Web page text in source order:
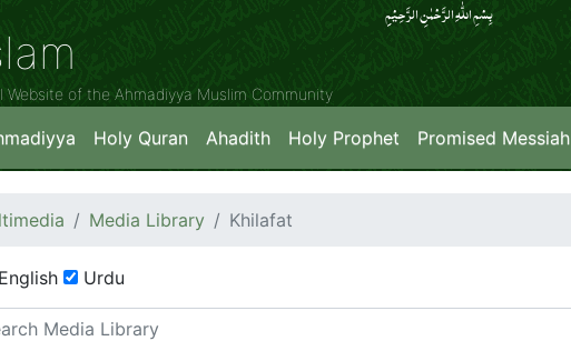
بِسۡمِ اللّٰہِ الرَّحۡمٰنِ الرَّحِیۡمِِ
Website of the Ahmadiyya Muslim Community
Holy Quran Ahadith Holy Prophet Promised Messiah
Media Library Khilafat
English Urdu